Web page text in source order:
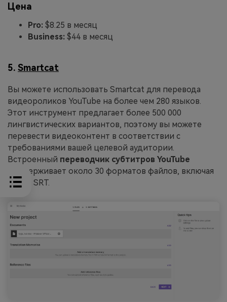
Цена
Pro: $8.25 в месяц
Business: $44 в месяц
5. Smartcat
Вы можете использовать Smartcat для перевода
видеороликов YouTube на более чем 280 языков.
Этот инструмент предлагает более 500 000
лингвистических вариантов, поэтому вы можете
перевести видеоконтент в соответствии с
требованиями вашей целевой аудитории.
Встроенный переводчик субтитров YouTube
поддерживает около 30 форматов файлов, включая
VTT и SRT.